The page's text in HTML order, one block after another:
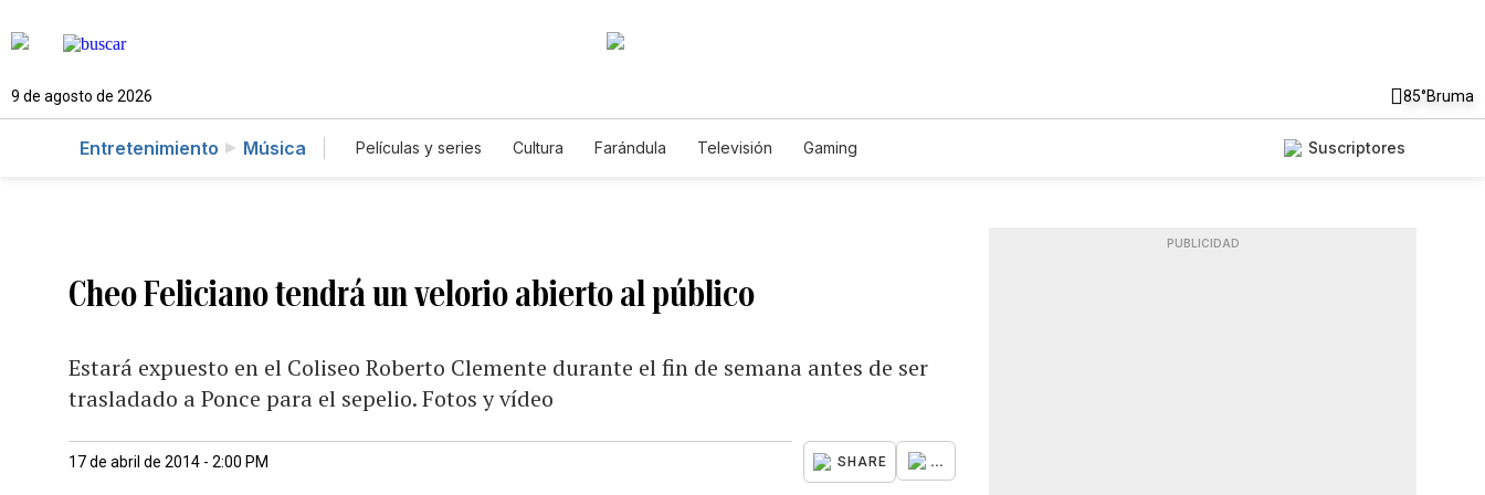
9 de agosto de 2026 85°Bruma
Entretenimiento Música Películas y series Cultura Farándula Televisión Gaming Suscriptores
Cheo Feliciano tendrá un velorio abierto al público
Estará expuesto en el Coliseo Roberto Clemente durante el fin de semana antes de ser
trasladado a Ponce para el sepelio. Fotos y vídeo
17 de abril de 2014 - 2:00 PM SHARE ...
PUBLICIDAD